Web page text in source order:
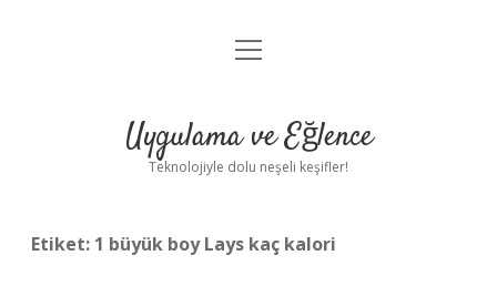
Anasayfa
Yasal Uyarı
menüyü
Uygulama ve Eğlence
Teknolojiyle dolu neşeli keşifler!
Etiket: 1 büyük boy Lays kaç kalori